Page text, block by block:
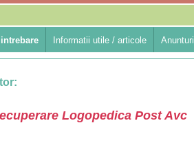
Informatii utile / articole Anunturi
Logopedica Post Avc